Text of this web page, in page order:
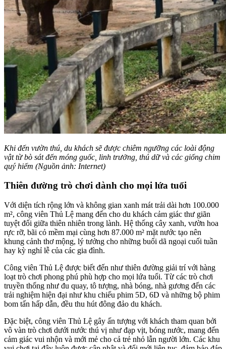
Khi đến vườn thú, du khách sẽ được chiêm ngưỡng các loài động
vật từ bò sát đến móng guốc, linh trưởng, thú dữ và các giống chim
quý hiếm (Nguồn ảnh: Internet)
Thiên đường trò chơi dành cho mọi lứa tuổi
Với diện tích rộng lớn và không gian xanh mát trải dài hơn 100.000
m², công viên Thủ Lệ mang đến cho du khách cảm giác thư giãn
tuyệt đối giữa thiên nhiên trong lành. Hệ thống cây xanh, vườn hoa
rực rỡ, bãi cỏ mềm mại cùng hơn 87.000 m² mặt nước tạo nên
khung cảnh thơ mộng, lý tưởng cho những buổi dã ngoại cuối tuần
hay kỳ nghỉ lễ của các gia đình.
Công viên Thủ Lệ được biết đến như thiên đường giải trí với hàng
loạt trò chơi phong phú phù hợp cho mọi lứa tuổi. Từ các trò chơi
truyền thống như đu quay, tô tượng, nhà bóng, nhà gương đến các
trải nghiệm hiện đại như khu chiếu phim 5D, 6D và những bộ phim
bom tấn hấp dẫn, đều thu hút đông đảo du khách.
Đặc biệt, công viên Thủ Lệ gây ấn tượng với khách tham quan bởi
vô vàn trò chơi dưới nước thú vị như đạp vịt, bóng nước, mang đến
cảm giác vui nhộn và mới mẻ cho cả trẻ nhỏ lẫn người lớn. Các khu